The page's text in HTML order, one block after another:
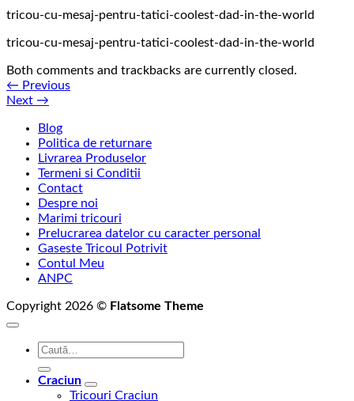
tricou-cu-mesaj-pentru-tatici-coolest-dad-in-the-world
tricou-cu-mesaj-pentru-tatici-coolest-dad-in-the-world
Both comments and trackbacks are currently closed.
← Previous
Next →
Blog
Politica de returnare
Livrarea Produselor
Termeni si Conditii
Contact
Despre noi
Marimi tricouri
Prelucrarea datelor cu caracter personal
Gaseste Tricoul Potrivit
Contul Meu
ANPC
Copyright 2026 © Flatsome Theme
Caută
Craciun
Tricouri Craciun